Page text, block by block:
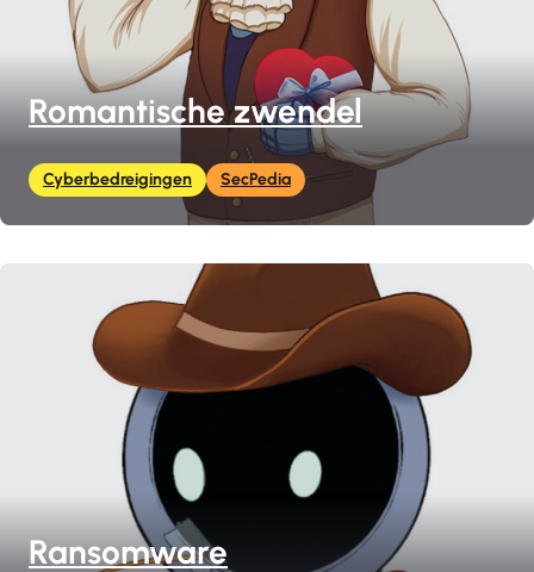
Romantische zwendel
Cyberbedreigingen SecPedia
Ransomware